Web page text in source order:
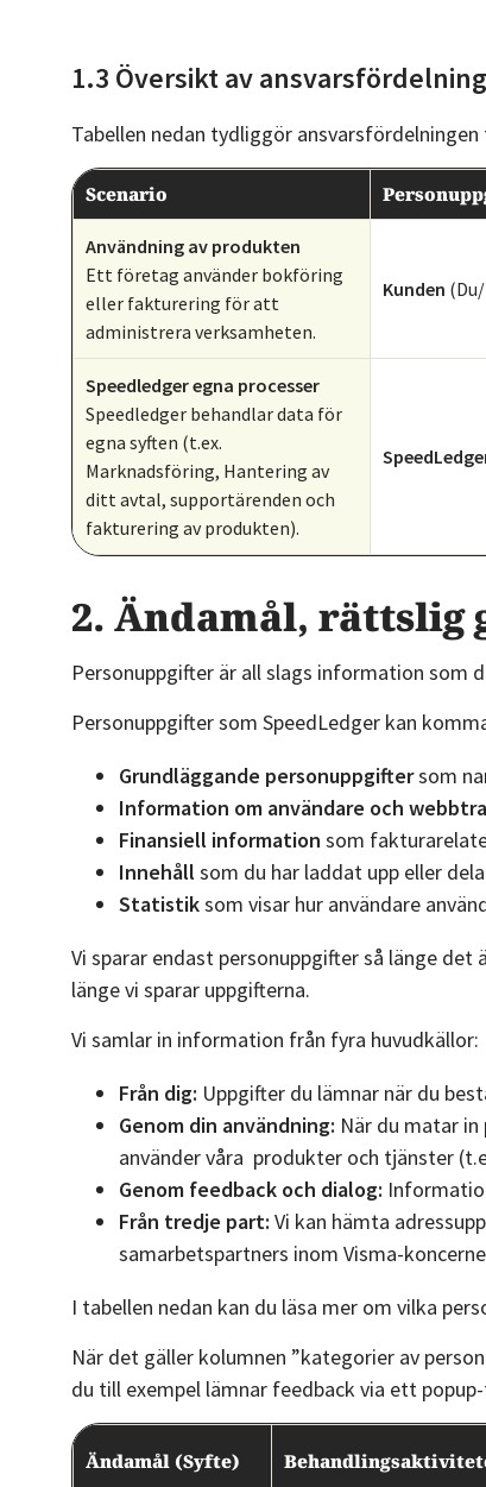
1.3 Översikt av ansvarsfördelning
Tabellen nedan tydliggör
Scenario
Användning av produkten
Ett företag använder bokföring
eller fakturering för att
administrera verksamheten.
Kunden
Speedledger egna processer
Speedledger behandlar data för
egna syften (t.ex.
Marknadsföring, Hantering av
ditt avtal, supportärenden och
fakturering av produkten).
2. Ändamål, rättslig
Personuppgifter är all slags information som
Personuppgifter som SpeedLedger kan
Grundläggande personuppgiftersom
Information om användare och
Finansiell information som
Innehåll som du har laddat upp eller
Statistiksom visar hur användare
Vi sparar endast personuppgifter så länge
länge vi sparar uppgifterna.
Vi samlar in information från fyra huvudkällor:
Från dig: Uppgifter du lämnar när du
Genom din användning: När du matar
använder våra produkter och tjänster
Genom feedback och dialog:
Från tredje part: Vi kan hämta
samarbetspartners inom Visma-
I tabellen nedan kan du läsa mer om vilka
När det gäller kolumnen ”kategorier av
du till exempel lämnar feedback via ett
Ändamål (Syfte)